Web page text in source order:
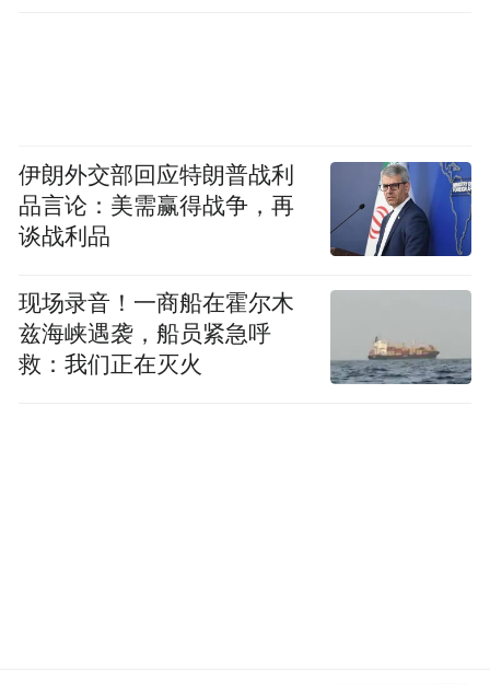
如今，宁波正通过发放消费券、发布票根优
惠、启动“甬有好市”城市嘉年华等方式，加
强“吃住行游购娱”全链条整合，推动文旅体
伊朗外交部回应特朗普战利
品言论：美需赢得战争，再
谈战利品
现场录音！一商船在霍尔木
兹海峡遇袭，船员紧急呼
救：我们正在灭火